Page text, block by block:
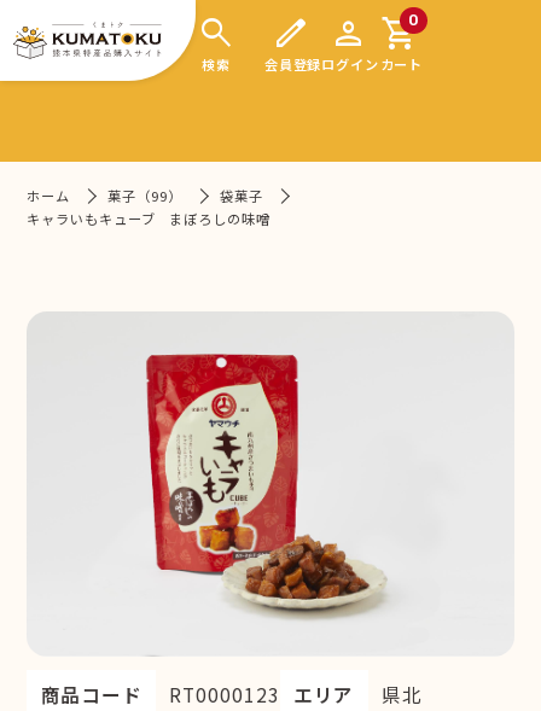
search
検索
edit
会員登録
person
ログイン
0
shopping_cart
カート
ホーム 菓子（99）
袋菓子
キャラいもキューブ まぼろしの味噌
商品コード RT0000123 エリア 県北